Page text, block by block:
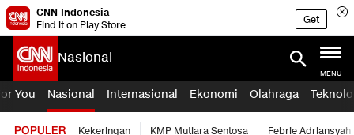
CNN Indonesia
Find it on Play Store
Get
Nasional
MENU
You Nasional Internasional Ekonomi Olahraga
POPULER Kekeringan KMP Mutiara Sentosa Febrie Adriansyah